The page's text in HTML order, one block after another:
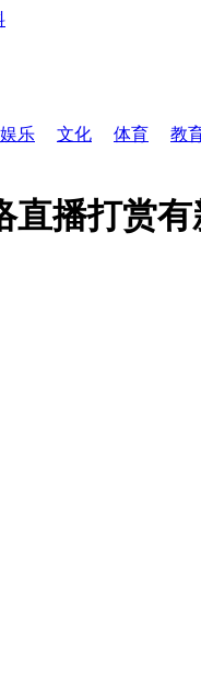
娱乐 文化 体育 教
直播打赏有